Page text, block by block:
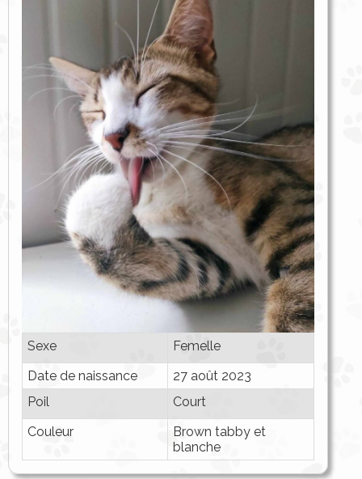
Sexe
Femelle
Date de naissance
27 août 2023
Poil
Court
Couleur
Brown tabby et
blanche